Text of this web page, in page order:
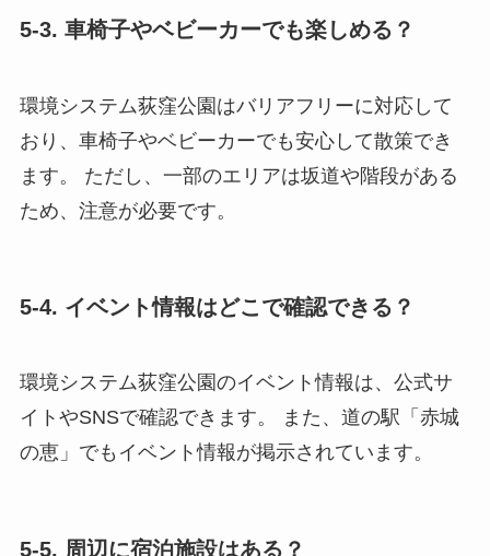
5-3. 車椅子やベビーカーでも楽しめる？
環境システム荻窪公園はバリアフリーに対応して
おり、車椅子やベビーカーでも安心して散策でき
ます。 ただし、一部のエリアは坂道や階段がある
ため、注意が必要です。
5-4. イベント情報はどこで確認できる？
環境システム荻窪公園のイベント情報は、公式サ
イトやSNSで確認できます。 また、道の駅「赤城
の恵」でもイベント情報が掲示されています。
5-5. 周辺に宿泊施設はある？